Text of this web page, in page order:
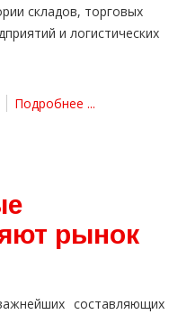
складов, торговых
и логистических
Подробнее ...
рынок
составляющих